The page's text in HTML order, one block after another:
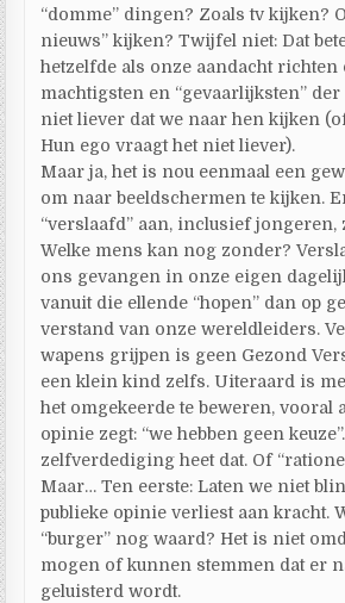
“domme” dingen? Zoals tv kijken?
nieuws” kijken? Twijfel niet: Dat
hetzelfde als onze aandacht richten
machtigsten en “gevaarlijksten”
niet liever dat we naar hen kijken
Hun ego vraagt het niet liever).
Maar ja, het is nou eenmaal een
om naar beeldschermen te kijken.
“verslaafd” aan, inclusief
Welke mens kan nog zonder?
ons gevangen in onze eigen
vanuit die ellende “hopen” dan op
verstand van onze wereldleiders.
wapens grijpen is geen Gezond
een klein kind zelfs. Uiteraard is
het omgekeerde te beweren, vooral
opinie zegt: “we hebben geen
zelfverdediging heet dat. Of
Maar… Ten eerste: Laten we niet
publieke opinie verliest aan kracht.
“burger” nog waard? Het is niet
mogen of kunnen stemmen dat er
geluisterd wordt.